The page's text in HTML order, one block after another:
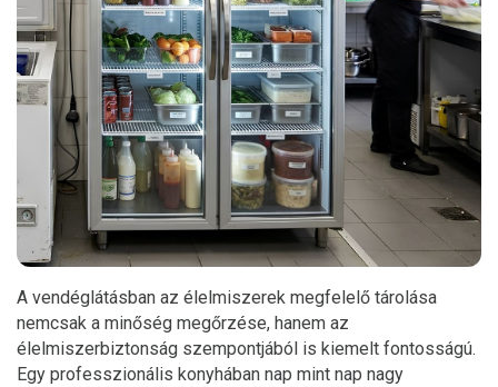
A vendéglátásban az élelmiszerek megfelelő tárolása
nemcsak a minőség megőrzése, hanem az
élelmiszerbiztonság szempontjából is kiemelt fontosságú.
Egy professzionális konyhában nap mint nap nagy